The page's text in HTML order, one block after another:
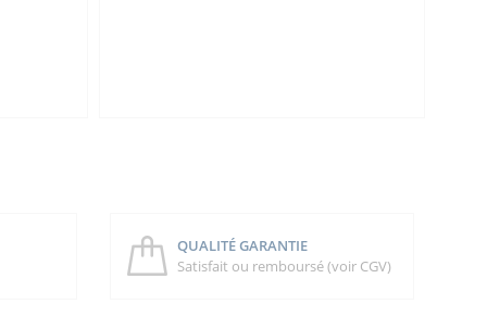
QUALITÉ GARANTIE
Satisfait ou remboursé (voir CGV)